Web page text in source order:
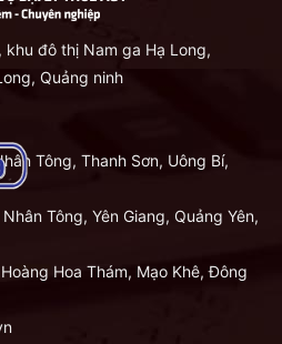
khu đô thị Nam ga Hạ Long,
Quảng ninh
Tông, Thanh Sơn, Uông Bí,
Tông, Yên Giang, Quảng Yên,
Hoa Thám, Mạo Khê, Đông